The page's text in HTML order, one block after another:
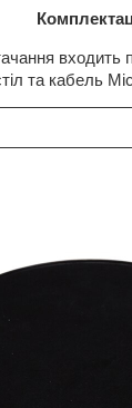
входить
та кабель